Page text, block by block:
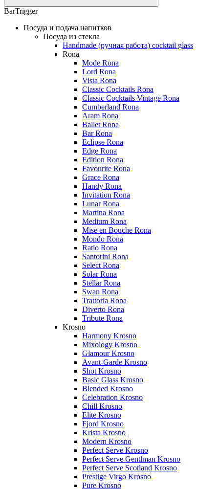
BarTrigger
Посуда и подача напитков
Посуда из стекла
Handmade (ручная работа) cocktail glass
Rona
Mode Rona
Lord Rona
Vista Rona
Classic Cocktails Rona
Classic Cocktails Vintage Rona
Cumberland Rona
Aram Rona
Ballet Rona
Bar Rona
Eclipse Rona
Edge Rona
Edition Rona
Favourite Rona
Grace Rona
Handy Rona
Invitation Rona
Lunar Rona
Martina Rona
Medium Rona
Mise en Bouche Rona
Mondo Rona
Ratio Rona
Santorini Rona
Select Rona
Solar Rona
Stellar Rona
Swan Rona
Trattoria Rona
Diverto Rona
Tribute Rona
Krosno
Harmony Krosno
Mixology Krosno
Glamour Krosno
Avant-Garde Krosno
Shot Krosno
Basic Glass Krosno
Blended Krosno
Celebration Krosno
Chill Krosno
Elite Krosno
Fjord Krosno
Krista Krosno
Modern Krosno
Perfect Serve Krosno
Perfect Serve Gentlman Krosno
Perfect Serve Scotland Krosno
Prestige Virgo Krosno
Pure Krosno